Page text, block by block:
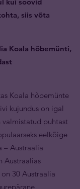
siis võta
Koala hõbemünti,
Koala hõbemünte
kujundus on igal
valmistatud puhtast
eelkõige
– Austraalia
Austraalias
30 Austraalia